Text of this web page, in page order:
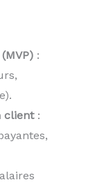
:
client: